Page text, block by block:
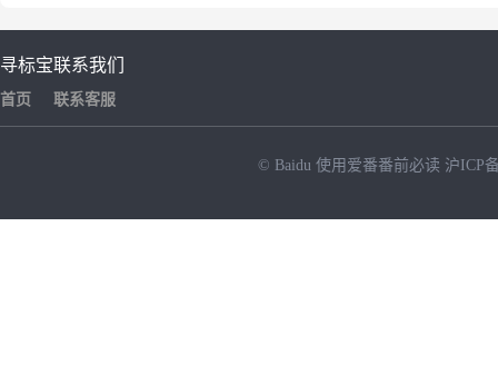
寻标宝
首页
联系我们
联系客服
© Baidu 使用爱番番前必读 沪ICP